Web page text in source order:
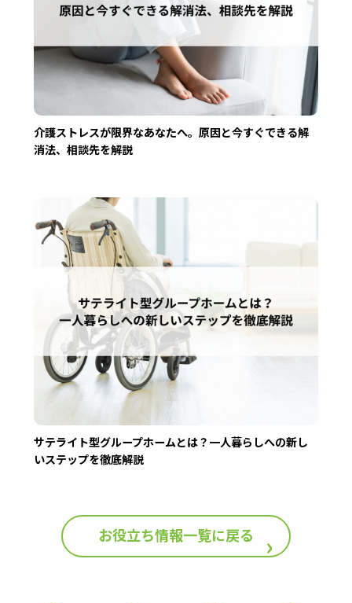
介護ストレスが限界なあなたへ。原因と今すぐできる解
消法、相談先を解説
サテライト型グループホームとは？一人暮らしへの新し
いステップを徹底解説
お役立ち情報一覧に戻る